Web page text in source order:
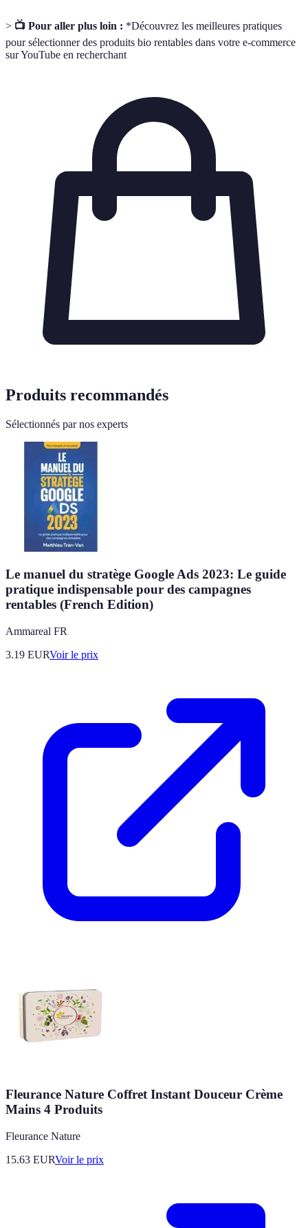
> 📺 Pour aller plus loin : *Découvrez les meilleures pratiques
pour sélectionner des produits bio rentables dans votre e-commerce
sur YouTube en recherchant
Produits recommandés
Sélectionnés par nos experts
Le manuel du stratège Google Ads 2023: Le guide
pratique indispensable pour des campagnes
rentables (French Edition)
Ammareal FR
3.19 EURVoir le prix
Fleurance Nature Coffret Instant Douceur Crème
Mains 4 Produits
Fleurance Nature
15.63 EURVoir le prix